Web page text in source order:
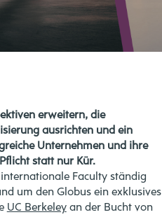
erweitern, die
ausrichten und ein
Unternehmen und ihre
statt nur Kür.
Faculty ständig
um den Globus ein exklusives
UC Berkeleyan der Bucht von